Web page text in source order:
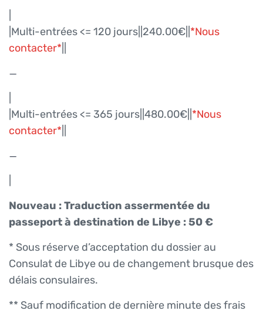
|Multi-entrées <= 120 jours||240.00€|| *Nous
contacter*
–
|Multi-entrées <= 365 jours||480.00€|| *Nous
contacter*
–
Nouveau : Traduction assermentée du
passeport à destination de Libye : 50 €
* Sous réserve d’acceptation du dossier au
Consulat de Libye ou de changement brusque des
délais consulaires.
** Sauf modification de dernière minute des frais